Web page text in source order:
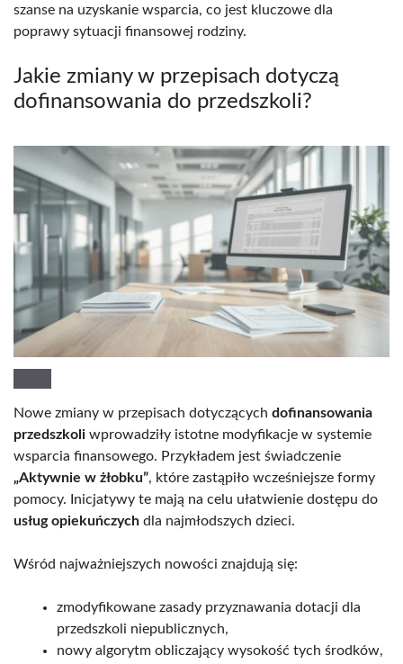
szanse na uzyskanie wsparcia, co jest kluczowe dla
poprawy sytuacji finansowej rodziny.
Jakie zmiany w przepisach dotyczą
dofinansowania do przedszkoli?
Nowe zmiany w przepisach dotyczących dofinansowania
przedszkoli wprowadziły istotne modyfikacje w systemie
wsparcia finansowego. Przykładem jest świadczenie
„Aktywnie w żłobku”, które zastąpiło wcześniejsze formy
pomocy. Inicjatywy te mają na celu ułatwienie dostępu do
usług opiekuńczych dla najmłodszych dzieci.
Wśród najważniejszych nowości znajdują się:
zmodyfikowane zasady przyznawania dotacji dla
przedszkoli niepublicznych,
nowy algorytm obliczający wysokość tych środków,